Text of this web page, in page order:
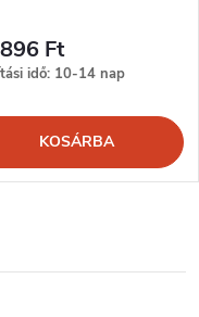
Ft
idő: 10-14 nap
KOSÁRBA